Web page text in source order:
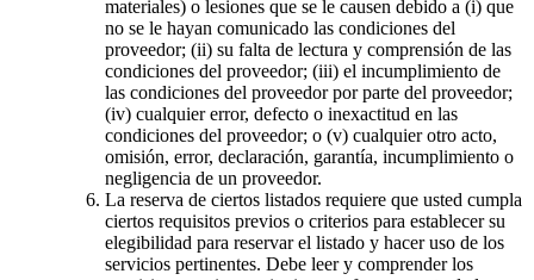
materiales) o lesiones que se le causen debido a (i) que
no se le hayan comunicado las condiciones del
proveedor; (ii) su falta de lectura y comprensión de las
condiciones del proveedor; (iii) el incumplimiento de
las condiciones del proveedor por parte del proveedor;
(iv) cualquier error, defecto o inexactitud en las
condiciones del proveedor; o (v) cualquier otro acto,
omisión, error, declaración, garantía, incumplimiento o
negligencia de un proveedor.
La reserva de ciertos listados requiere que usted cumpla
ciertos requisitos previos o criterios para establecer su
elegibilidad para reservar el listado y hacer uso de los
servicios pertinentes. Debe leer y comprender los